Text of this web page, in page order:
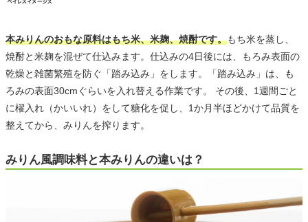
本みりんのおもな原料はもち米、米麹、焼酎です。もち米を蒸し、
焼酎と米麹を混ぜて仕込みます。仕込みの4日後には、もろみ表面の
乾燥と雑菌繁殖を防ぐ「踏み込み」をします。「踏み込み」は、も
ろみの表面30cmぐらいを入れ替える作業です。 その後、1週間ごと
に櫂入れ（かいいれ）をして糖化を促し、1か月半ほどかけて品質を
整えてから、みりんを搾ります。
みりん風調味料と本みりんの違いは？